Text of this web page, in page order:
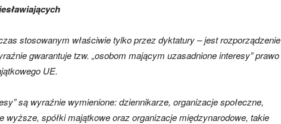
stosowanym właściwie tylko przez dyktatury – jest rozporządzenie
gwarantuje tzw. „osobom mającym uzasadnione interesy” prawo
UE.
są wyraźnie wymienione: dziennikarze, organizacje społeczne,
wyższe, spółki majątkowe oraz organizacje międzynarodowe, takie